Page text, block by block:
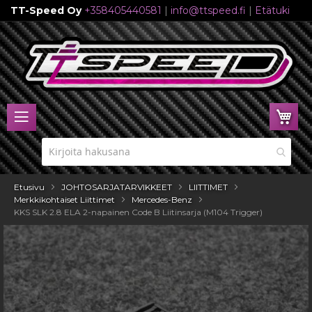
TT-Speed Oy +358405440581 | info@ttspeed.fi | Etätuki
Skip
to
Content
Etusivu JOHTOSARJATARVIKKEET
LIITTIMET
Merkkikohtaiset Liittimet
Mercedes-Benz
KKS SLK 2.8 ELA 2-napainen Code B Liitinsarja (M104 Trigger)
Skip
to
the
end
of
the